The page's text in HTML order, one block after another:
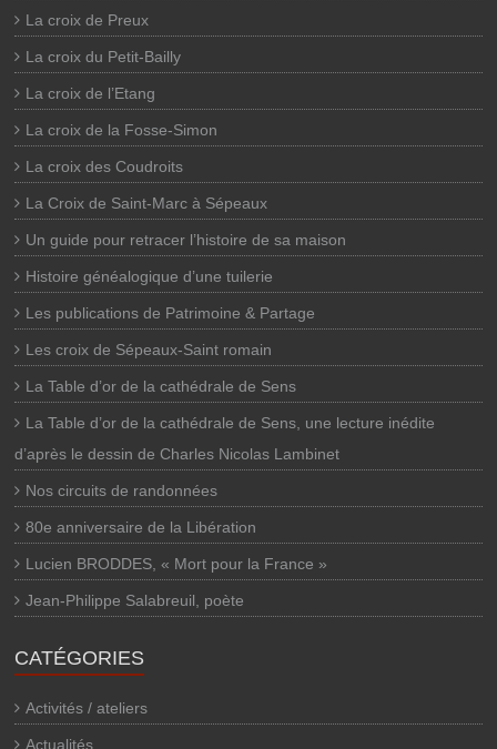
La croix de Preux
La croix du Petit-Bailly
La croix de l’Etang
La croix de la Fosse-Simon
La croix des Coudroits
La Croix de Saint-Marc à Sépeaux
Un guide pour retracer l’histoire de sa maison
Histoire généalogique d’une tuilerie
Les publications de Patrimoine & Partage
Les croix de Sépeaux-Saint romain
La Table d’or de la cathédrale de Sens
La Table d’or de la cathédrale de Sens, une lecture inédite
d’après le dessin de Charles Nicolas Lambinet
Nos circuits de randonnées
80e anniversaire de la Libération
Lucien BRODDES, « Mort pour la France »
Jean-Philippe Salabreuil, poète
CATÉGORIES
Activités / ateliers
Actualités